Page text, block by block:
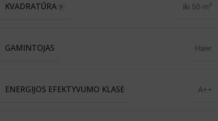
KVADRATŪRA iki 50 m²
GAMINTOJAS Haier
ENERGIJOS EFEKTYVUMO KLASĖ A++